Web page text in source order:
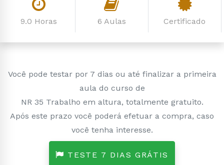
9.0 Horas 6 Aulas Certificado
Você pode testar por 7 dias ou até finalizar a primeira
aula do curso de
NR 35 Trabalho em altura, totalmente gratuito.
Após este prazo você poderá efetuar a compra, caso
você tenha interesse.
TESTE 7 DIAS GRÁTIS